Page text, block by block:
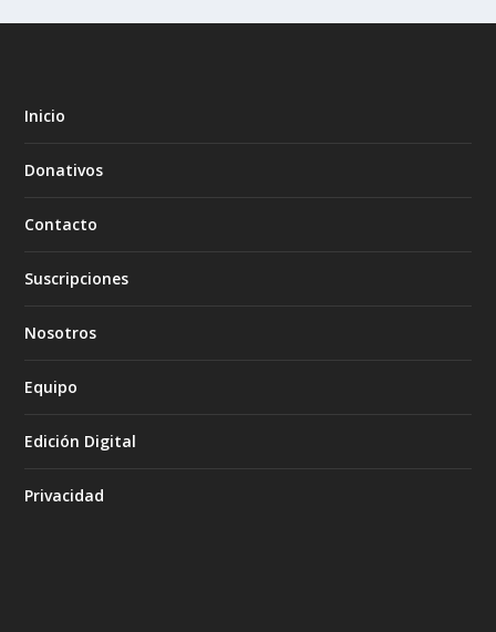
Inicio
Donativos
Contacto
Suscripciones
Nosotros
Equipo
Edición Digital
Privacidad